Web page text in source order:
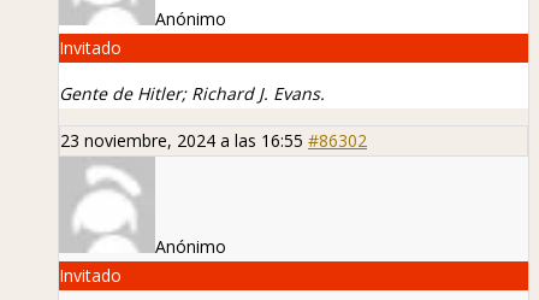
Anónimo
Invitado
Gente de Hitler; Richard J. Evans.
23 noviembre, 2024 a las 16:55 #86302
Anónimo
Invitado